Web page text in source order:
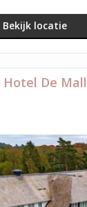
Bekijk locatie
De